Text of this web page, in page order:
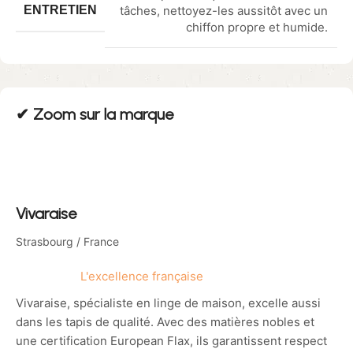
ENTRETIEN
tâches, nettoyez-les aussitôt avec un
chiffon propre et humide.
✔︎ Zoom sur la marque
Vivaraise
Strasbourg / France
L'excellence française
Vivaraise, spécialiste en linge de maison, excelle aussi
dans les tapis de qualité. Avec des matières nobles et
une certification European Flax, ils garantissent respect